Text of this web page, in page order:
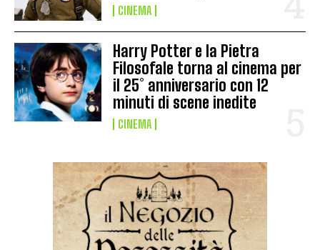
CINEMA
Harry Potter e la Pietra
Filosofale torna al cinema per
il 25° anniversario con 12
minuti di scene inedite
CINEMA